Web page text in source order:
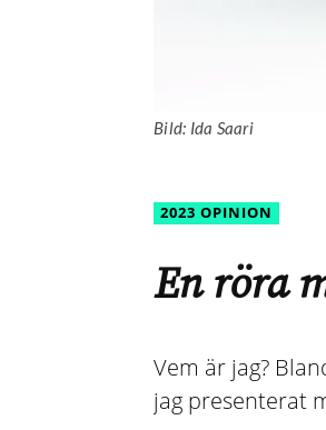
Bild: Ida Saari
2023 OPINION
En röra
Vem är jag?
jag presenterat